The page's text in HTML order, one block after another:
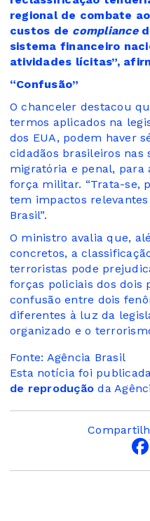
regional de combate
custos de compliance
sistema financeiro
atividades lícitas”,
“Confusão”
O chanceler destacou
termos aplicados na
dos EUA, podem haver
cidadãos brasileiros nas
migratória e penal, para
força militar. “Trata-se,
tem impactos
Brasil”.
O ministro avalia que,
concretos, a
terroristas pode
forças policiais dos dois
confusão entre dois
diferentes à luz da
organizado e o
Fonte: Agência Brasil
Esta notícia foi
de reprodução da